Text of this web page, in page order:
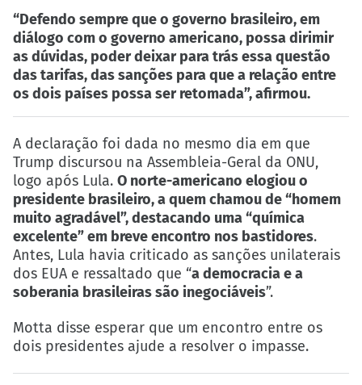
“Defendo sempre que o governo brasileiro, em
diálogo com o governo americano, possa dirimir
as dúvidas, poder deixar para trás essa questão
das tarifas, das sanções para que a relação entre
os dois países possa ser retomada”, afirmou.
A declaração foi dada no mesmo dia em que
Trump discursou na Assembleia-Geral da ONU,
logo após Lula. O norte-americano elogiou o
presidente brasileiro, a quem chamou de “homem
muito agradável”, destacando uma “química
excelente” em breve encontro nos bastidores.
Antes, Lula havia criticado as sanções unilaterais
dos EUA e ressaltado que “a democracia e a
soberania brasileiras são inegociáveis”.
Motta disse esperar que um encontro entre os
dois presidentes ajude a resolver o impasse.